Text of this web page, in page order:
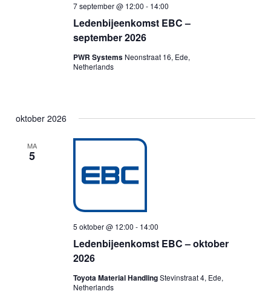
Ledenbijeenkomst EBC –
september 2026
7 september @ 12:00 - 14:00
PWR Systems Neonstraat 16, Ede,
Netherlands
oktober 2026
MA
5
Ledenbijeenkomst EBC – oktober
2026
5 oktober @ 12:00 - 14:00
Toyota Material HandlingStevinstraat 4, Ede,
Netherlands